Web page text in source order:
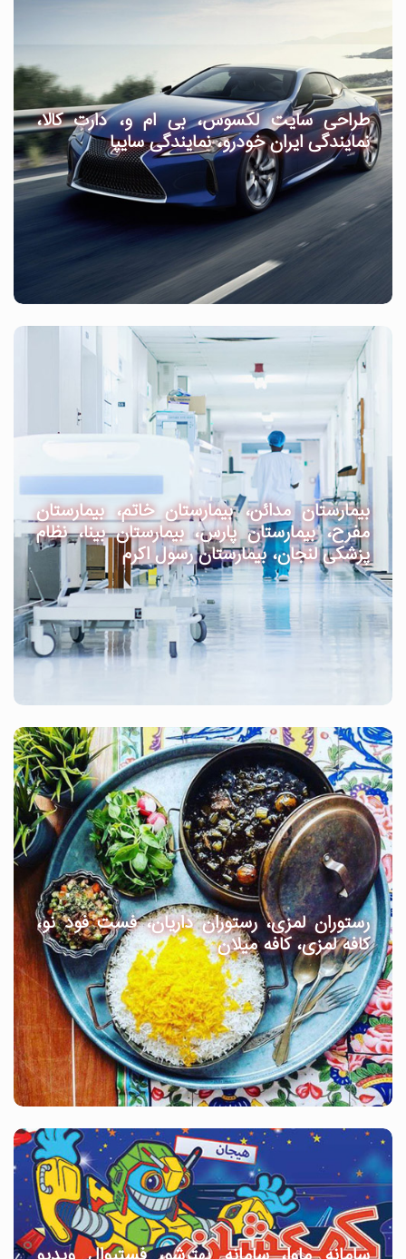
طراحی سایت لکسوس، بی ام و، دارت کالا،
نمایندگی ایران خودرو، نمایندگی سایپا
بیمارستان مدائن، بیمارستان خاتم، بیمارستان
مفرح، بیمارستان پارس، بیمارستان بینا، نظام
پزشکی لنجان، بیمارستان رسول اکرم
رستوران لمزی، رستوران داریان، فست فود نو،
کافه لمزی، کافه میلان